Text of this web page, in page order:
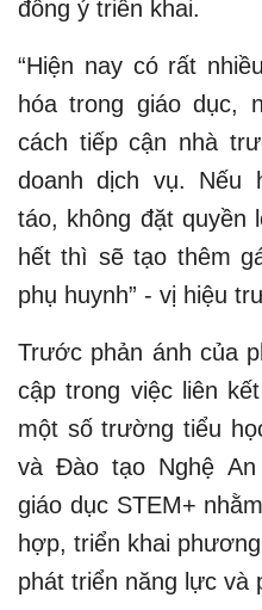
đồng ý triển khai.
“Hiện nay có rất
hóa trong giáo dục,
cách tiếp cận nhà
doanh dịch vụ. Nếu
táo, không đặt quyền
hết thì sẽ tạo thêm
phụ huynh” - vị hiệu
Trước phản ánh của
cập trong việc liên
một số trường tiểu
và Đào tạo Nghệ
giáo dục STEM+
hợp, triển khai
phát triển năng lực và